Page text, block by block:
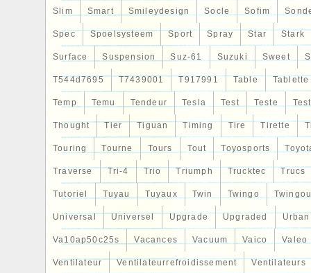
Slim Smart Smileydesign Socle Sofim
Spec Spoelsysteem Sport Spray Star Stark
Surface Suspension Suz-61 Suzuki Sweet
T544d7695 T7439001 T917991 Table Tablette
Temp Temu Tendeur Tesla Test Teste
Thought Tier Tiguan Timing Tire Tirette
Touring Tourne Tours Tout Toyosports
Traverse Tri-4 Trio Triumph Trucktec Trucs
Tutoriel Tuyau Tuyaux Twin Twingo
Universal Universel Upgrade Upgraded Urban
Va10ap50c25s Vacances Vacuum Vaico Valeo
Ventilateur Ventilateurrefroidissement Ventilateurs
manipulé. En cas de détection
après-vente, le retour ne sera pas